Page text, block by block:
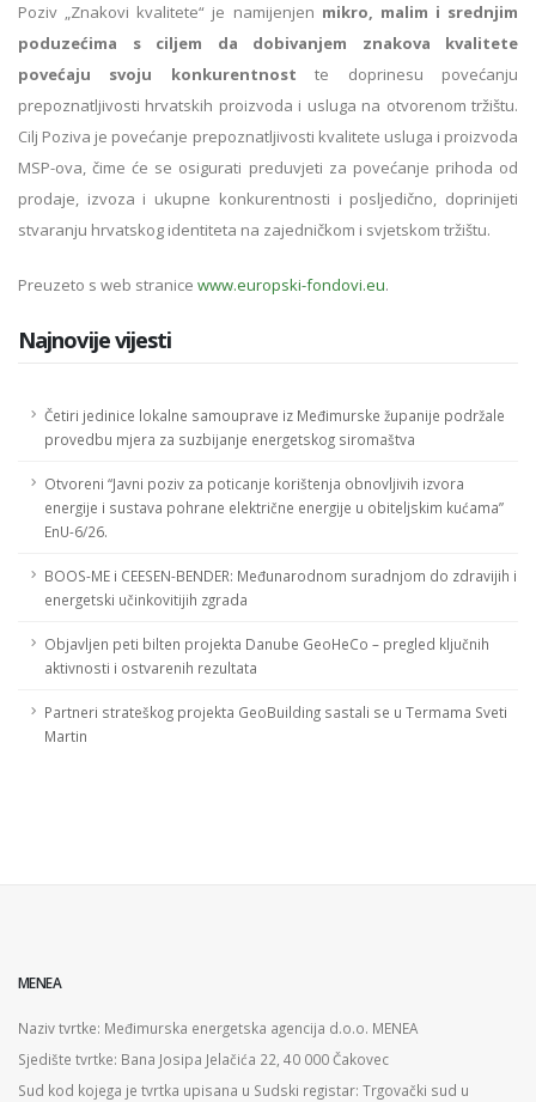
Poziv „Znakovi kvalitete“ je namijenjen mikro, malim i srednjim
poduzećima s ciljem da dobivanjem znakova kvalitete
povećaju svoju konkurentnost te doprinesu povećanju
prepoznatljivosti hrvatskih proizvoda i usluga na otvorenom tržištu.
Cilj Poziva je povećanje prepoznatljivosti kvalitete usluga i proizvoda
MSP-ova, čime će se osigurati preduvjeti za povećanje prihoda od
prodaje, izvoza i ukupne konkurentnosti i posljedično, doprinijeti
stvaranju hrvatskog identiteta na zajedničkom i svjetskom tržištu.
Preuzeto s web stranice www.europski-fondovi.eu.
Najnovije vijesti
Četiri jedinice lokalne samouprave iz Međimurske županije podržale
provedbu mjera za suzbijanje energetskog siromaštva
Otvoreni “Javni poziv za poticanje korištenja obnovljivih izvora
energije i sustava pohrane električne energije u obiteljskim kućama”
EnU-6/26.
BOOS-ME i CEESEN-BENDER: Međunarodnom suradnjom do zdravijih i
energetski učinkovitijih zgrada
Objavljen peti bilten projekta Danube GeoHeCo – pregled ključnih
aktivnosti i ostvarenih rezultata
Partneri strateškog projekta GeoBuilding sastali se u Termama Sveti
Martin
MENEA
Naziv tvrtke: Međimurska energetska agencija d.o.o. MENEA
Sjedište tvrtke: Bana Josipa Jelačića 22, 40 000 Čakovec
Sud kod kojega je tvrtka upisana u Sudski registar: Trgovački sud u